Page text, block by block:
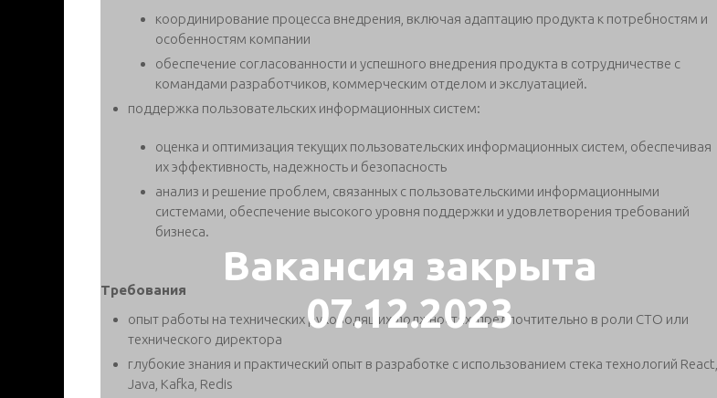
Вакансия закрыта
07.12.2023
координирование процесса внедрения, включая адаптацию продукта к потребностям и
особенностям компании
обеспечение согласованности и успешного внедрения продукта в сотрудничестве с
командами разработчиков, коммерческим отделом и экслуатацией.
поддержка пользовательских информационных систем:
оценка и оптимизация текущих пользовательских информационных систем, обеспечивая
их эффективность, надежность и безопасность
анализ и решение проблем, связанных с пользовательскими информационными
системами, обеспечение высокого уровня поддержки и удовлетворения требований
бизнеса.
Требования
опыт работы на технических руководящих должностях, предпочтительно в роли CTO или
технического директора
глубокие знания и практический опыт в разработке с использованием стека технологий React,
Java, Kafka, Redis